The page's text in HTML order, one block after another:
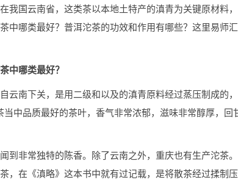
我国云南省，这类茶以本地土特产的滇青为关键原材料
中哪类最好？普洱沱茶的功效和作用有哪些？这里易师
中哪类最好？
云南下关，是用二级和以及的滇青原料经过蒸压制成的
中品质最好的茶叶，香气非常浓郁，滋味非常醇厚，回
到非常独特的陈香。除了云南之外，重庆也有生产沱茶
，在《滇略》这本书中就有过记载，是将散茶经过揉制压